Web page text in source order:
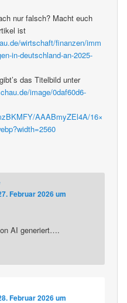
nur falsch? Macht euch
ist
wirtschaft/finanzen/imm
in-deutschland-an-2025-
das Titelbild unter
image/0daf60d6-
AAABmyZEl4A/16×
Februar 2026 um
AI generiert….
Februar 2026 um